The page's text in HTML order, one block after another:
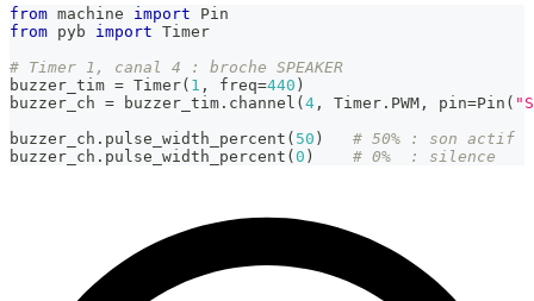
from machine import Pin
from pyb import Timer
# Timer 1, canal 4 : broche SPEAKER
buzzer_tim = Timer( 1 , freq=440 )
buzzer_ch = buzzer_tim . channel ( 4 , Timer . PWM , pin=Pin (
buzzer_ch . pulse_width_percent ( 50 )
# 50% : son actif
buzzer_ch . pulse_width_percent ( 0 ) # 0%  : silence